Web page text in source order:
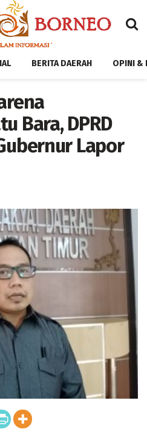
BERITA DAERAH OPINI &
Bara, DPRD
Lapor